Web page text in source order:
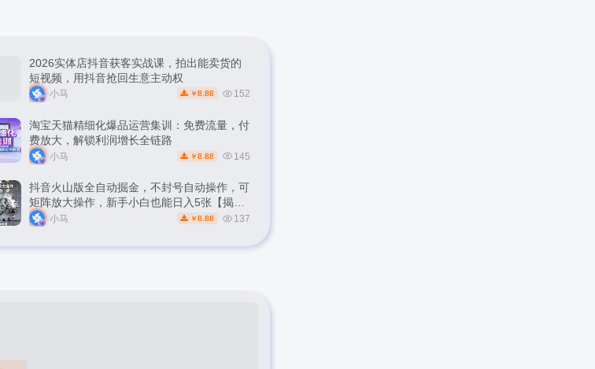
2026实体店抖音获客实战课，拍出能卖货的
短视频，用抖音抢回生意主动权
小马 ￥ 8.88 152
淘宝天猫精细化爆品运营集训：免费流量，付
费放大，解锁利润增长全链路
小马 ￥ 8.88 145
抖音火山版全自动掘金，不封号自动操作，可
矩阵放大操作，新手小白也能日入5张【揭
秘】小马 ￥ 8.88 137